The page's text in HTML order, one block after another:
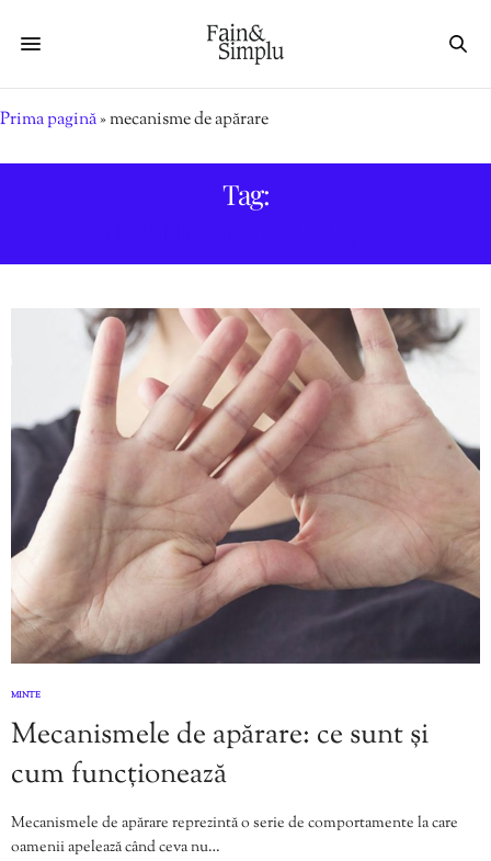
Prima pagină»mecanisme de apărare
Tag:
MINTE
Mecanismele de apărare: ce sunt și
cum funcționează
Mecanismele de apărare reprezintă o serie de comportamente la care
oamenii apelează când ceva nu…